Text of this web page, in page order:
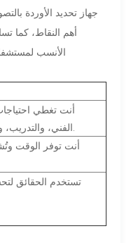
جهاز تحديد الأوردة
أهم النقاط، كما
الأنسب
أنت تغطي
أنت توفر الوقت
تستخدم الحقائق